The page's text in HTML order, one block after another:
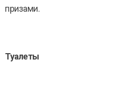
призами.
Туалеты